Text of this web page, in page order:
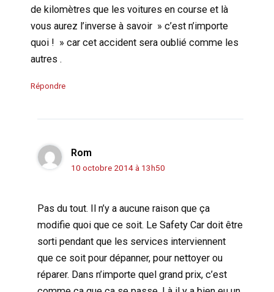
de kilomètres que les voitures en course et là
vous aurez l’inverse à savoir » c’est n’importe
quoi ! » car cet accident sera oublié comme les
autres .
Répondre
Rom
10 octobre 2014 à 13h50
Pas du tout. Il n’y a aucune raison que ça
modifie quoi que ce soit. Le Safety Car doit être
sorti pendant que les services interviennent
que ce soit pour dépanner, pour nettoyer ou
réparer. Dans n’importe quel grand prix, c’est